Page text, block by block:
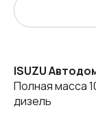
ISUZU
Полная масса
дизель